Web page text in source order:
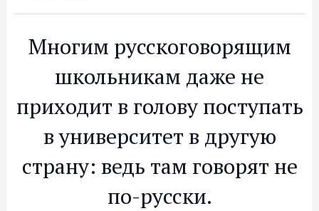
Многим русскоговорящим
школьникам даже не
приходит в голову поступать
в университет в другую
страну: ведь там говорят не
по-русски.